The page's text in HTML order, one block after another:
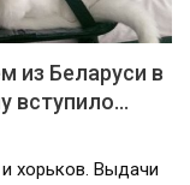
из Беларуси в
вступило…
хорьков. Выдачи